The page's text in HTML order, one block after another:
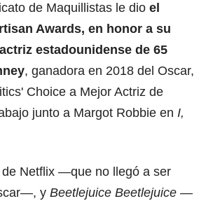
de Maquillistas le dio el
Awards, en honor a su
estadounidense de 65
, ganadora en 2018 del Oscar,
Choice a Mejor Actriz de
junto a Margot Robbie en I,
de Netflix —que no llegó a ser
y Beetlejuice Beetlejuice —